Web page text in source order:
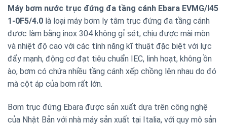
Máy bơm nước trục đứng đa tầng cánh Ebara EVMG/I45
1-0F5/4.0 là loại máy bơm ly tâm trục đứng đa tầng cánh
được làm bằng inox 304 không gỉ sét, chịu được mài mòn
và nhiệt độ cao với các tính năng kĩ thuật đặc biệt với lực
đẩy mạnh, động cơ đạt tiêu chuẩn IEC, linh hoạt, không ồn
ào, bơm có chứa nhiều tầng cánh xếp chồng lên nhau do đó
mà cột áp của bơm rất lớn.
Bơm trục đứng Ebara được sản xuất dựa trên công nghệ
của Nhật Bản với nhà máy sản xuất tại Italia, với quy mô sản